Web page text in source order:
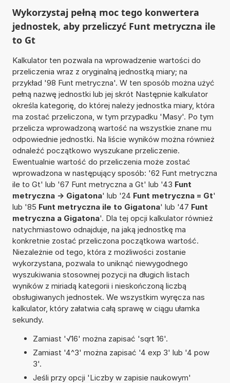
Wykorzystaj pełną moc tego konwertera
jednostek, aby przeliczyć Funt metryczna ile
to Gt
Kalkulator ten pozwala na wprowadzenie wartości do
przeliczenia wraz z oryginalną jednostką miary; na
przykład '98 Funt metryczna'. W ten sposób można użyć
pełną nazwę jednostki lub jej skrót Następnie kalkulator
określa kategorię, do której należy jednostka miary, która
ma zostać przeliczona, w tym przypadku 'Masy'. Po tym
przelicza wprowadzoną wartość na wszystkie znane mu
odpowiednie jednostki. Na liście wyników można również
odnaleźć początkowo wyszukane przeliczenie.
Ewentualnie wartość do przeliczenia może zostać
wprowadzona w następujący sposób: '62 Funt metryczna
ile to Gt' lub '67 Funt metryczna a Gt' lub '43 Funt
metryczna -> Gigatona' lub '24 Funt metryczna = Gt'
lub '85 Funt metryczna ile to Gigatona' lub '47 Funt
metryczna a Gigatona'. Dla tej opcji kalkulator również
natychmiastowo odnajduje, na jaką jednostkę ma
konkretnie zostać przeliczona początkowa wartość.
Niezależnie od tego, która z możliwości zostanie
wykorzystana, pozwala to uniknąć niewygodnego
wyszukiwania stosownej pozycji na długich listach
wyników z miriadą kategorii i nieskończoną liczbą
obsługiwanych jednostek. We wszystkim wyręcza nas
kalkulator, który załatwia całą sprawę w ciągu ułamka
sekundy.
Zamiast '√16' można zapisać 'sqrt 16'.
Zamiast '4^3' można zapisać '4 exp 3' lub '4 pow
3'.
Jeśli przy opcji 'Liczby w zapisie naukowym'